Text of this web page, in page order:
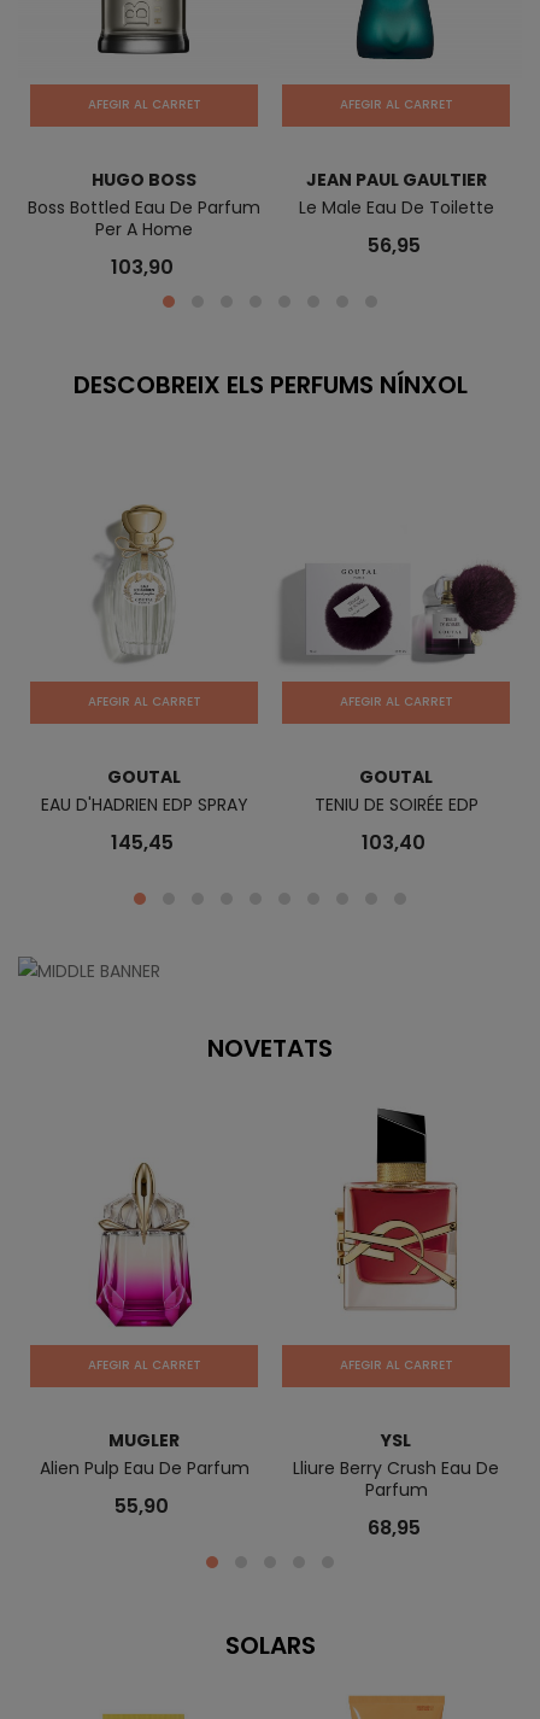
AFEGIR AL CARRET
HUGO BOSS
Boss Bottled Eau De Parfum
Per A Home
103,90
AFEGIR AL CARRET
JEAN PAUL GAULTIER
Le Male Eau De Toilette
56,95
DESCOBREIX ELS PERFUMS NÍNXOL
AFEGIR AL CARRET
GOUTAL
EAU D'HADRIEN EDP SPRAY
145,45
AFEGIR AL CARRET
GOUTAL
TENIU DE SOIRÉE EDP
103,40
NOVETATS
AFEGIR AL CARRET
MUGLER
Alien Pulp Eau De Parfum
55,90
AFEGIR AL CARRET
YSL
Lliure Berry Crush Eau De
Parfum
68,95
SOLARS